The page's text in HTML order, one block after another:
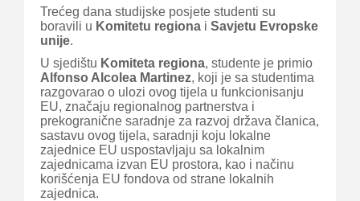
Trećeg dana studijske posjete studenti su
boravili u Komitetu regiona i Savjetu Evropske
unije.
U sjedištu Komiteta regiona, studente je primio
Alfonso Alcolea Martinez, koji je sa studentima
razgovarao o ulozi ovog tijela u funkcionisanju
EU, značaju regionalnog partnerstva i
prekogranične saradnje za razvoj država članica,
sastavu ovog tijela, saradnji koju lokalne
zajednice EU uspostavljaju sa lokalnim
zajednicama izvan EU prostora, kao i načinu
korišćenja EU fondova od strane lokalnih
zajednica.